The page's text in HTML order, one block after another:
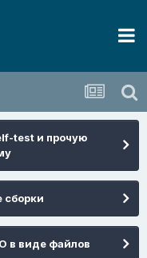
test и прочую
сборки
в виде файлов